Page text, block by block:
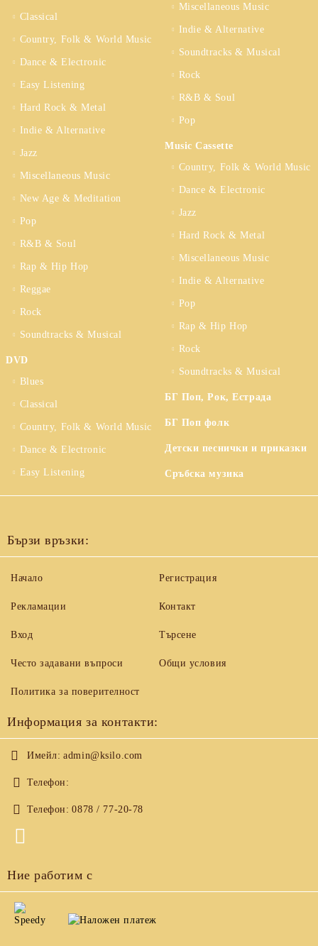
Classical
Country, Folk & World Music
Dance & Electronic
Easy Listening
Hard Rock & Metal
Indie & Alternative
Jazz
Miscellaneous Music
New Age & Meditation
Pop
R&B & Soul
Rap & Hip Hop
Reggae
Rock
Soundtracks & Musical
DVD
Blues
Classical
Country, Folk & World Music
Dance & Electronic
Easy Listening
Miscellaneous Music
Indie & Alternative
Soundtracks & Musical
Rock
R&B & Soul
Pop
Music Cassette
Country, Folk & World Music
Dance & Electronic
Jazz
Hard Rock & Metal
Miscellaneous Music
Indie & Alternative
Pop
Rap & Hip Hop
Rock
Soundtracks & Musical
БГ Поп, Рок, Естрада
БГ Поп фолк
Детски песнички и приказки
Сръбска музика
Бързи връзки:
Начало
Рекламации
Вход
Често задавани въпроси
Регистрация
Контакт
Търсене
Общи условия
Политика за поверителност
Информация за контакти:
Имейл: admin@ksilo.com
Телефон:
Телефон: 0878 / 77-20-78
Ние работим с